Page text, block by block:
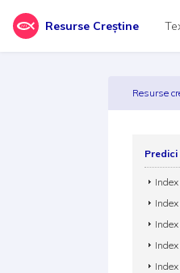
Resurse Creștine
Resurse
Predici